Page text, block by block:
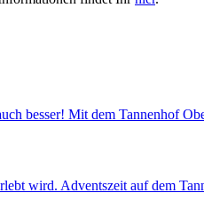
besser! Mit dem Tannenhof
wird. Adventszeit auf dem